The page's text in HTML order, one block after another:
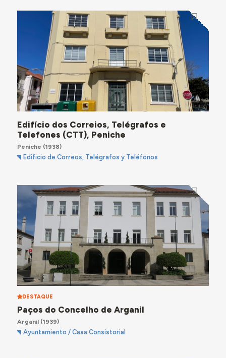
Edifício dos Correios, Telégrafos e
Telefones (CTT), Peniche
Peniche (1938)
Edificio de Correos, Telégrafos y Teléfonos
DESTAQUE
Paços do Concelho de Arganil
Arganil(1939)
Ayuntamiento / Casa Consistorial